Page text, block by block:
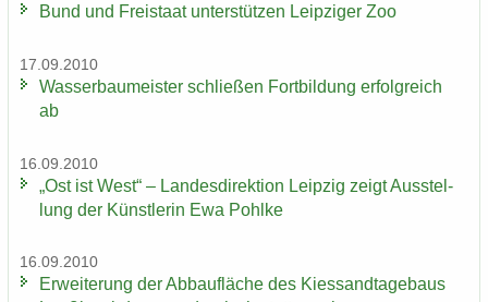
Bund und Frei­staat un­ter­stüt­zen Leip­zi­ger Zoo
17.09.2010
Was­ser­bau­meis­ter schlie­ßen Fort­bil­dung er­folg­reich
ab
16.09.2010
„Ost ist West“ – Lan­des­di­rek­ti­on Leip­zig zeigt Aus­stel­
lung der Künst­le­rin Ewa Pohl­ke
16.09.2010
Er­wei­te­rung der Ab­bau­flä­che des Kies­sand­ta­ge­baus